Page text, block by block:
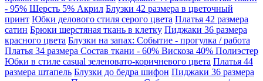
- 95% Шерсть 5% Акрил Блузки 42 размера в цветочный
принт Юбки делового стиля серого цвета Платья 42 размера
сатин Брюки шерстяная ткань в клетку Пиджаки 36 размера
красного цвета Блузки на запах: Событие - прогулка / работа
Платья 34 размера Состав ткани - 60% Вискоза 40% Полиэстер
Юбки в стиле casual зеленовато-коричневого цвета Платья 44
размера штапель Блузки до бедра шифон Пиджаки 36 размера